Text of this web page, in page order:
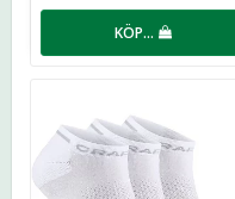
KÖP…